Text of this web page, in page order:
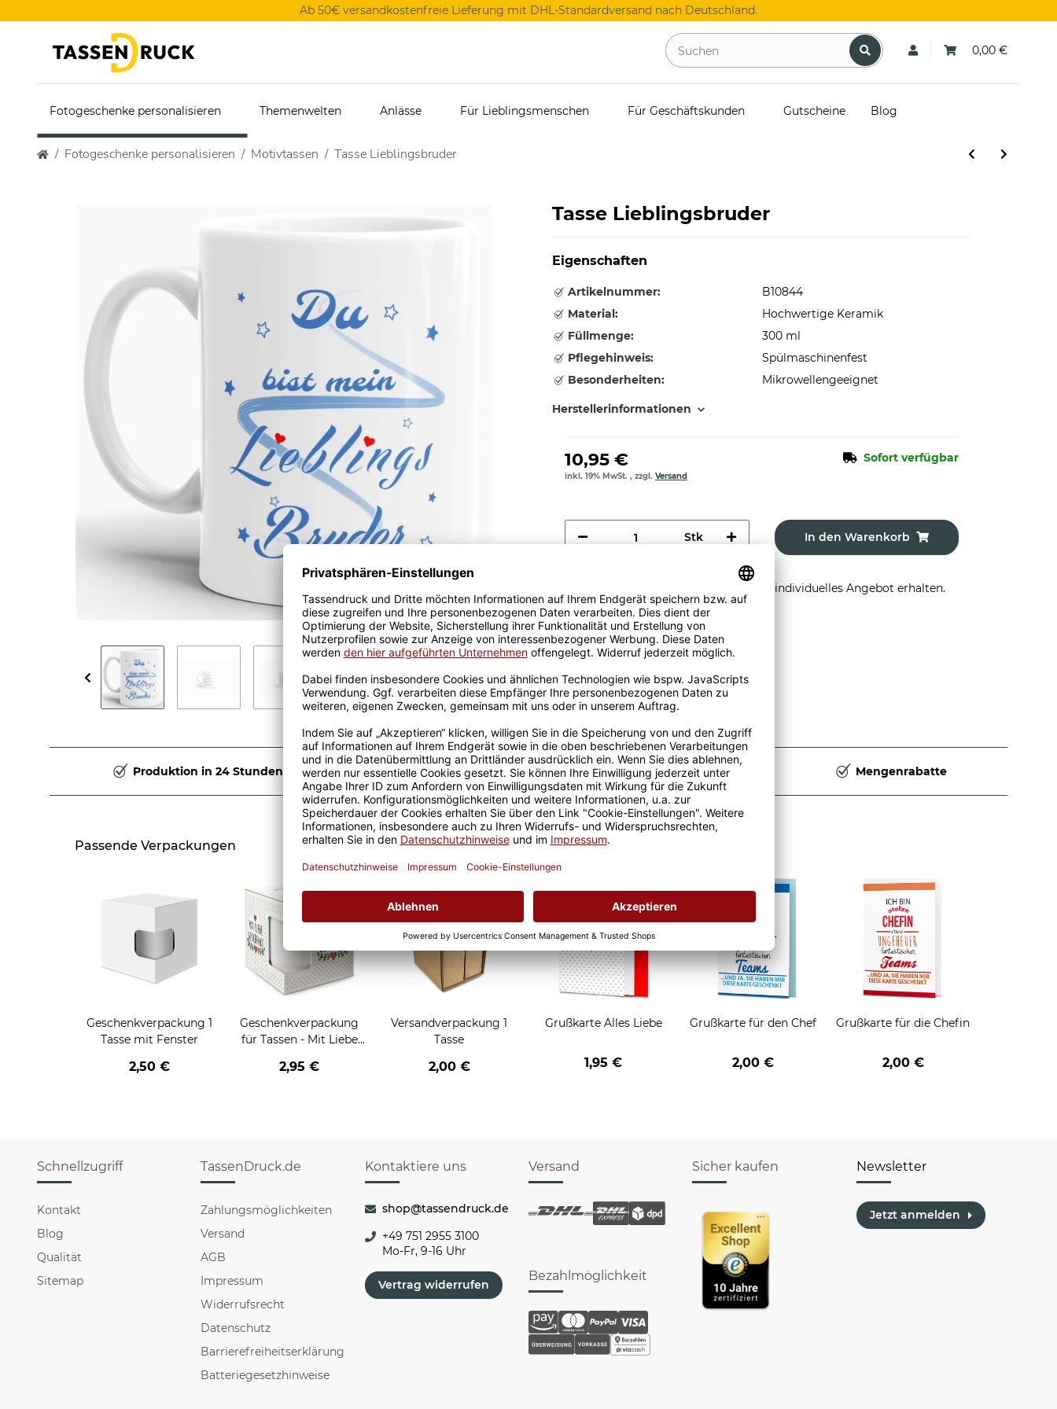
Ab 50€ versandkostenfreie Lieferung mit DHL-Standardversand nach Deutschland.
0,00 €
Fotogeschenke personalisieren Themenwelten Anlässe Für Lieblingsmenschen Für Geschäftskunden Gutscheine Blog
Fotogeschenke personalisieren Motivtassen Tasse Lieblingsbruder
Tasse Lieblingsbruder
Eigenschaften
Artikelnummer:
B10844
Material:
Hochwertige Keramik
Füllmenge:
300 ml
Pflegehinweis:
Spülmaschinenfest
Besonderheiten:
Mikrowellengeeignet
Herstellerinformationen
10,95 € Sofort verfügbar
inkl. 19% MwSt. , zzgl. Versand
Stk In den Warenkorb
Größere Stückzahl? Anfrage stellen und individuelles Angebot erhalten.
Produktion in 24 Stunden Sicherer Kauf Auf Rechnung Produktion in Deutschland Mengenrabatte
Passende Verpackungen
Geschenkverpackung 1
Tasse mit Fenster
2,50 €
Geschenkverpackung
für Tassen - Mit Liebe
2,95 €
Versandverpackung 1
Tasse
2,00 €
Grußkarten zum Verschenken
Grußkarte Alles Liebe
1,95 €
Grußkarte für den Chef
2,00 €
Grußkarte für die Chefin
2,00 €
Schnellzugriff
Kontakt
Blog
Qualität
Sitemap
TassenDruck.de
Zahlungsmöglichkeiten
Versand
AGB
Impressum
Widerrufsrecht
Datenschutz
Barrierefreiheitserklärung
Batteriegesetzhinweise
Kontaktiere uns
shop@tassendruck.de
+49 751 2955 3100
Mo-Fr, 9-16 Uhr
Vertrag widerrufen
Versand
Bezahlmöglichkeit
Sicher kaufen Newsletter
Jetzt anmelden